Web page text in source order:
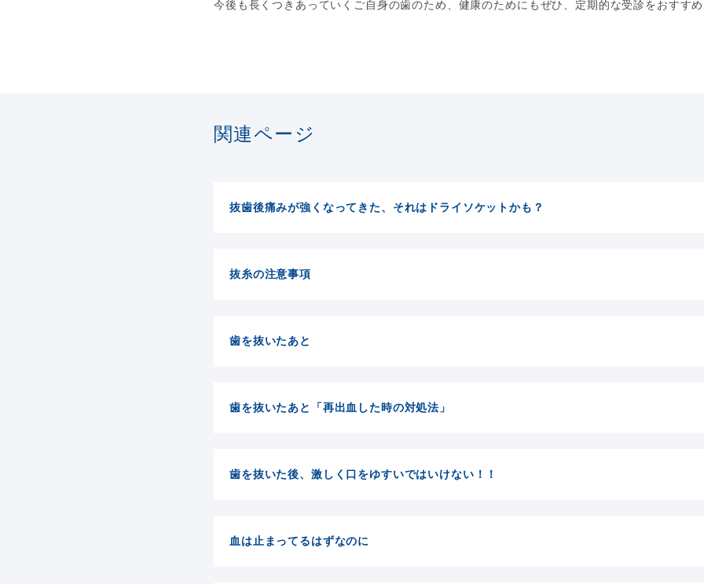
今後も長くつきあっていくご自身の歯のため、健康のためにもぜひ、定期的な受診をおすす
関連ページ
抜歯後痛みが強くなってきた、それはドライソケットかも？
抜糸の注意事項
歯を抜いたあと
歯を抜いたあと「再出血した時の対処法」
歯を抜いた後、激しく口をゆすいではいけない！！
血は止まってるはずなのに